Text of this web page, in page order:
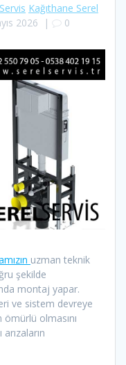
Kağıthane Serel
2026 | 0
uzman teknik
şekilde
montaj yapar.
ve sistem devreye
ömürlü olmasını